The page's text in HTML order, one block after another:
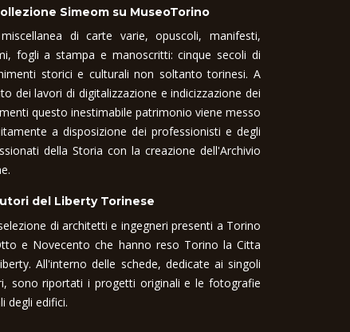
Simeom su MuseoTorino
di carte varie, opuscoli, manifesti,
fogli a stampa e manoscritti: cinque secoli di
storici e culturali non soltanto torinesi. A
dei lavori di digitalizzazione e indicizzazione dei
questo inestimabile patrimonio viene messo
a disposizione dei professionisti e degli
della Storia con la creazione dell'Archivio
del Liberty Torinese
di architetti e ingegneri presenti a Torino
e Novecento che hanno reso Torino la Citta
All'interno delle schede, dedicate ai singoli
sono riportati i progetti originali e le fotografie
degli edifici.